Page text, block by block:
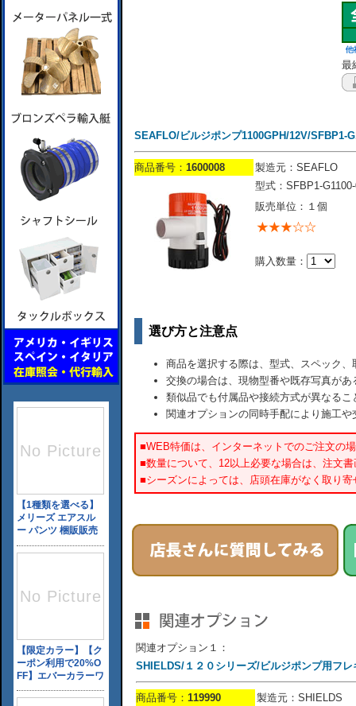
最
SEAFLO/ビルジポンプ1100GPH/12V/SFBP1-
商品番号： 1600008
製造元：SEAFLO
型式：SFBP1-
販売単位：１個
購入数量：
選び方と注意点
商品を選択する際は、型式、スペック
交換の場合は、現物型番や既存写真が
類似品でも付属品や接続方式が異なるこ
関連オプションの同時手配により施工
■WEB特価は、インターネットでのご注文の
■数量について、12以上必要な場合は、注文
■シーズンによっては、店頭在庫がなく取り
関連オプション１：
SHIELDS/１２０シリーズ/ビルジポンプ用フ
商品番号： 119990
製造元：SHIELDS